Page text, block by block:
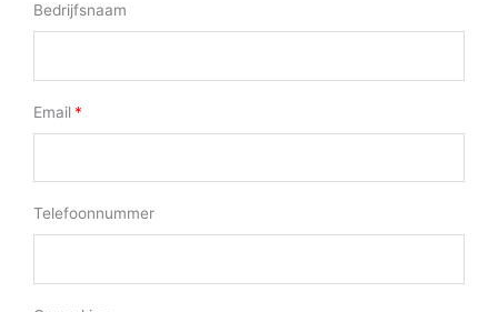
Bedrijfsnaam
Email
Telefoonnummer